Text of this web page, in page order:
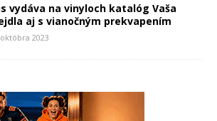
vydáva na vinyloch katalóg Vaša
aj s vianočným prekvapením
2023